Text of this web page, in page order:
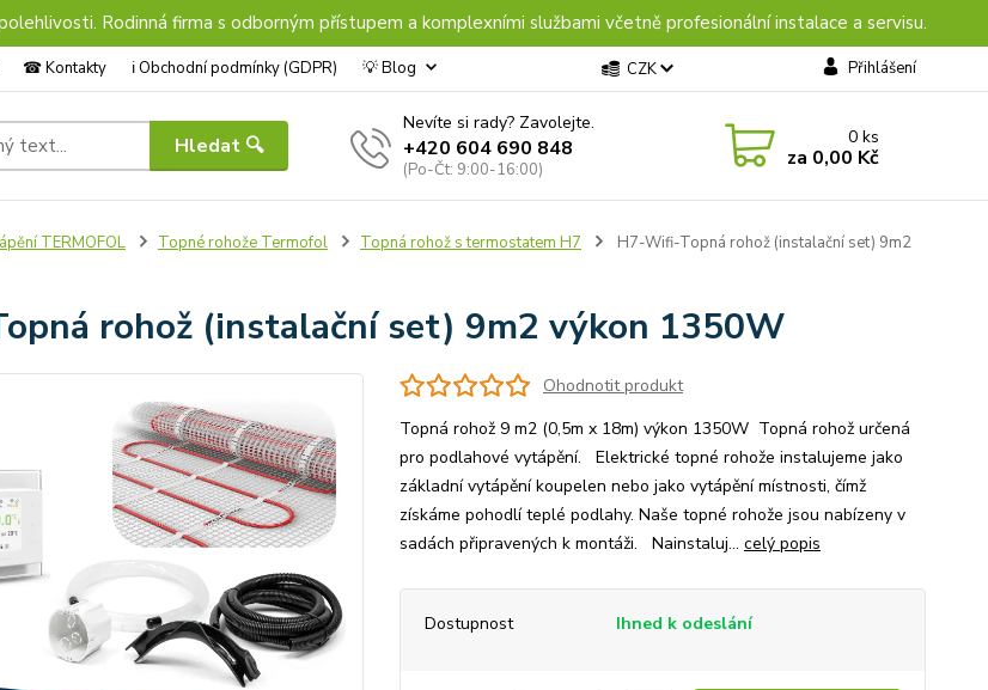
Rodinná firma s odborným přístupem a komplexními službami včetně profesionální instalace a servisu.
☎︎ Kontakty ℹ︎ Obchodní podmínky (GDPR) 💡 Blog CZK Přihlášení
Hledat 🔍
Nevíte si rady? Zavolejte.
+420 604 690 848
(Po-Čt: 9:00-16:00)
0ks
za 0,00 Kč
TERMOFOL Topné rohože Termofol Topná rohož s termostatem H7
H7-Wifi-Topná rohož (instalační set) 9m2
rohož (instalační set) 9m2 výkon 1350W
Ohodnotit produkt
Topná rohož 9 m2 (0,5m x 18m) výkon 1350W Topná rohož určená
pro podlahové vytápění. Elektrické topné rohože instalujeme jako
základní vytápění koupelen nebo jako vytápění místnosti, čímž
získáme pohodlí teplé podlahy. Naše topné rohože jsou nabízeny v
sadách připravených k montáži. Nainstaluj... celý popis
Dostupnost Ihned k odeslání